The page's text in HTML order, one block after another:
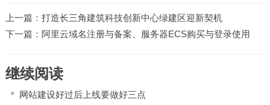
上一篇： 打造长三角建筑科技创新中心绿建区迎新契机
下一篇： 阿里云域名注册与备案、服务器ECS购买与登录使用
继续阅读
网站建设好过后上线要做好三点